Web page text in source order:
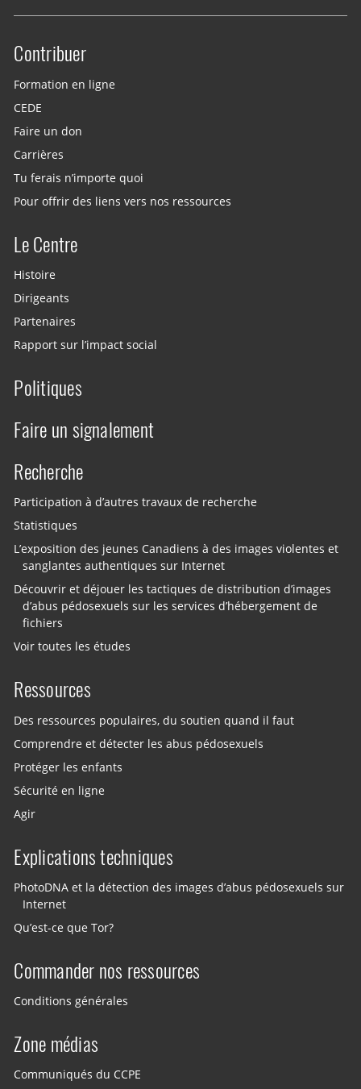
Site menu
Contribuer
Formation en ligne
CEDE
Faire un don
Carrières
Tu ferais n’importe quoi
Pour offrir des liens vers nos ressources
Le Centre
Histoire
Dirigeants
Partenaires
Rapport sur l’impact social
Politiques
Faire un signalement
Recherche
Participation à d’autres travaux de recherche
Statistiques
L’exposition des jeunes Canadiens à des images violentes et
sanglantes authentiques sur Internet
Découvrir et déjouer les tactiques de distribution d’images
d’abus pédosexuels sur les services d’hébergement de
fichiers
Voir toutes les études
Ressources
Des ressources populaires, du soutien quand il faut
Comprendre et détecter les abus pédosexuels
Protéger les enfants
Sécurité en ligne
Agir
Explications techniques
PhotoDNA et la détection des images d’abus pédosexuels sur
Internet
Qu’est-ce que Tor?
Commander nos ressources
Conditions générales
Zone médias
Communiqués du CCPE